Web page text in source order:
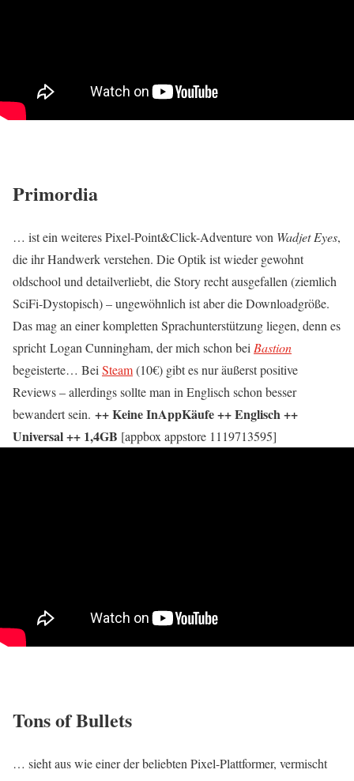
Primordia
… ist ein weiteres Pixel-Point&Click-Adventure von Wadjet Eyes,
die ihr Handwerk verstehen. Die Optik ist wieder gewohnt
oldschool und detailverliebt, die Story recht ausgefallen (ziemlich
SciFi-Dystopisch) – ungewöhnlich ist aber die Downloadgröße.
Das mag an einer kompletten Sprachunterstützung liegen, denn es
spricht Logan Cunningham, der mich schon bei Bastion
begeisterte… Bei Steam(10€) gibt es nur äußerst positive
Reviews – allerdings sollte man in Englisch schon besser
bewandert sein. ++ Keine InAppKäufe ++ Englisch ++
Universal ++ 1,4GB [appbox appstore 1119713595]
Tons of Bullets
… sieht aus wie einer der beliebten Pixel-Plattformer, vermischt